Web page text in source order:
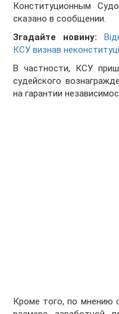
Конституционным
сказано в сообщении.
Згадайте новину:
КСУ визнав
В частности, КСУ
судейского
на гарантии
Кроме того, по мнению